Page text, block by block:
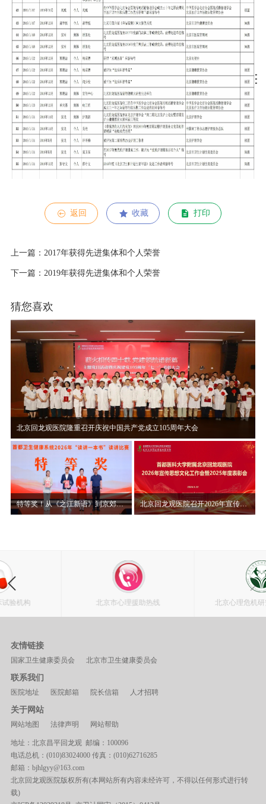
返回 收藏 打印
上一篇：2017年获得先进集体和个人荣誉
下一篇：2019年获得先进集体和个人荣誉
猜您喜欢
北京回龙观医院隆重召开庆祝中国共产党成立105周年大会
特等奖！从《之江新语》到京郊山村，赵晨讲述“读讲一本书”背后的初心使命 北京回龙观医院召开2026年宣传思想文化工作会暨2025年度表彰大会
北京市心理援助热线 北京心理危机研究与干预中心
友情链接
国家卫生健康委员会 北京市卫生健康委员会
联系我们
医院地址 医院邮箱 院长信箱 人才招聘
关于网站
网站地图 法律声明 网站帮助
地址：北京昌平回龙观 邮编：100096
电话总机：(010)83024000 传真：(010)62716285
邮箱：bjhlgyy@163.com
北京回龙观医院版权所有(本网站所有内容未经许可，不得以任何形式进行转
载)